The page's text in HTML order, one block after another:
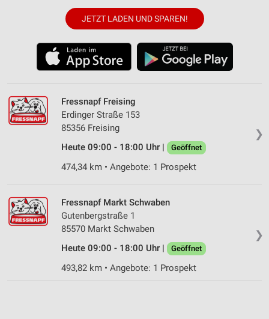
JETZT LADEN UND SPAREN!
❯
Fressnapf Freising
Erdinger Straße 153
85356 Freising
Heute 09:00 - 18:00 Uhr |
Geöffnet
474,34 km • Angebote: 1 Prospekt
❯
Fressnapf Markt Schwaben
Gutenbergstraße 1
85570 Markt Schwaben
Heute 09:00 - 18:00 Uhr |
Geöffnet
493,82 km • Angebote: 1 Prospekt